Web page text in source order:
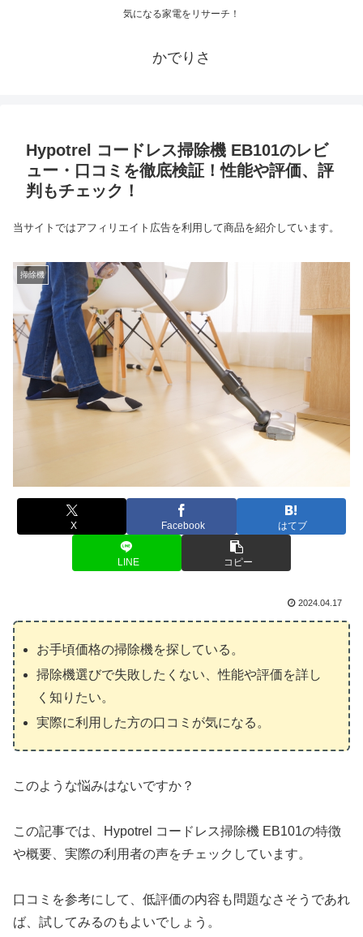
気になる家電をリサーチ！
かでりさ
Hypotrel コードレス掃除機 EB101のレビ
ュー・口コミを徹底検証！性能や評価、評
判もチェック！
当サイトではアフィリエイト広告を利用して商品を紹介しています。
掃除機
X Facebook はてブ
LINE コピー
2024.04.17
お手頃価格の掃除機を探している。
掃除機選びで失敗したくない、性能や評価を詳し
く知りたい。
実際に利用した方の口コミが気になる。
このような悩みはないですか？
この記事では、Hypotrel コードレス掃除機 EB101の特徴
や概要、実際の利用者の声をチェックしています。
口コミを参考にして、低評価の内容も問題なさそうであれ
ば、試してみるのもよいでしょう。